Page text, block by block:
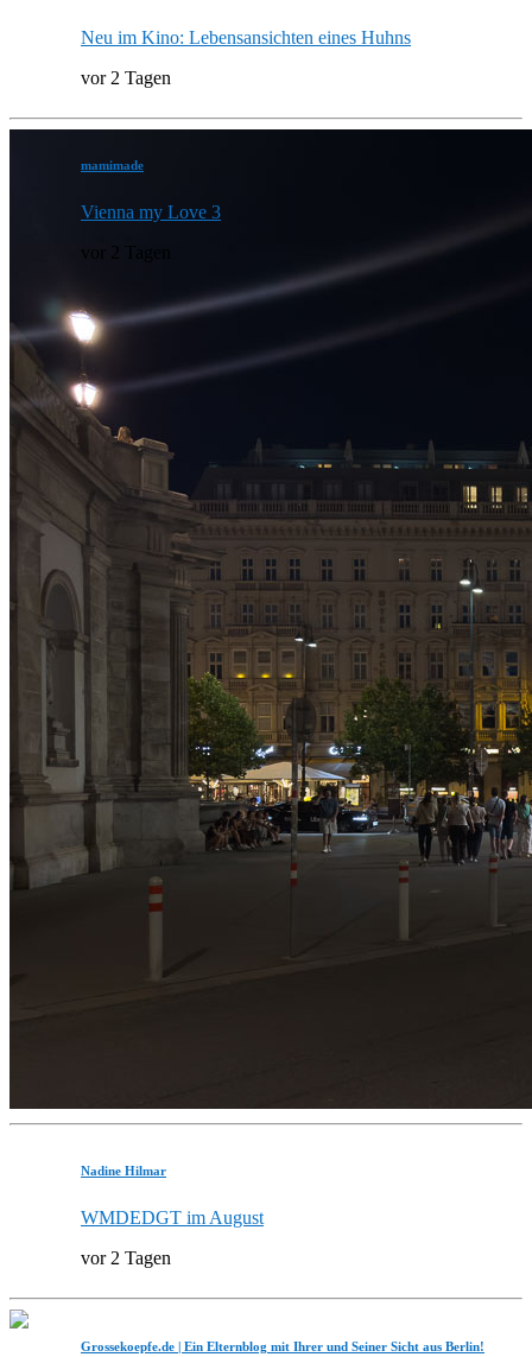
Neu im Kino: Lebensansichten eines Huhns
vor 2 Tagen
mamimade
Vienna my Love 3
vor 2 Tagen
Nadine Hilmar
WMDEDGT im August
vor 2 Tagen
Grossekoepfe.de | Ein Elternblog mit Ihrer und Seiner Sicht aus Berlin!